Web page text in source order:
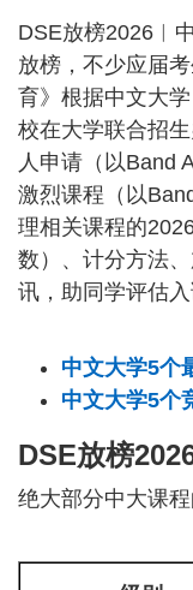
DSE放榜2026︱
放榜，不少应届
育》根据中文大
校在大学联合招
人申请（以Band
激烈课程（以
理相关课程的
数）、计分方法
讯，助同学评估入
中文大学5个
中文大学5个
DSE放榜
绝大部分中大课